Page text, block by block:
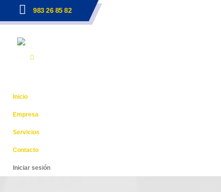
983 26 85 82
Inicio
Empresa
Servicios
Contacto
Iniciar sesión